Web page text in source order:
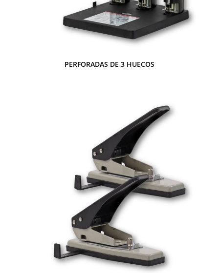
PERFORADAS DE 3 HUECOS